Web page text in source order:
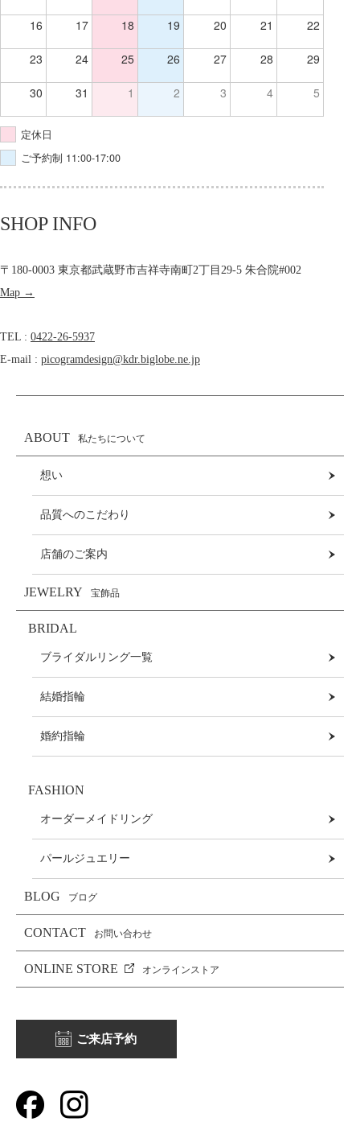
16 17 18 19 20 21 22
23 24 25 26 27 28 29
30 31 1 2 3 4 5
定休日
ご予約制 11:00-17:00
SHOP INFO
〒180-0003 東京都武蔵野市吉祥寺南町2丁目29-5 朱合院#002
Map →
TEL : 0422-26-5937
E-mail : picogramdesign@kdr.biglobe.ne.jp
ABOUT 私たちについて
想い
品質へのこだわり
店舗のご案内
JEWELRY 宝飾品
BRIDAL
ブライダルリング一覧
結婚指輪
婚約指輪
FASHION
オーダーメイドリング
パールジュエリー
BLOG ブログ
CONTACT お問い合わせ
ONLINE STORE オンラインストア
ご来店予約